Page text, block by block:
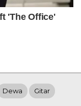
Dewa Gitar